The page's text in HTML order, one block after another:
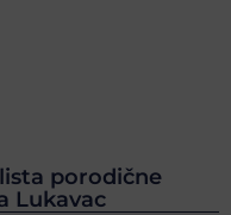
porodične
Lukavac